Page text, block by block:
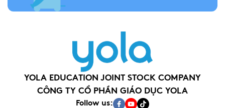
YOLA EDUCATION JOINT STOCK COMPANY
CÔNG TY CỔ PHẦN GIÁO DỤC YOLA
Follow us: